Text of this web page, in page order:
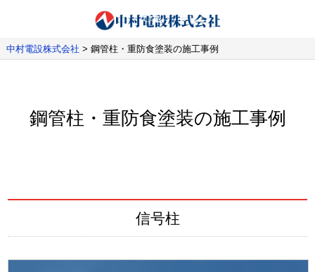
中村電設株式会社 > 鋼管柱・重防食塗装の施工事例
鋼管柱・重防食塗装の施工事例
信号柱